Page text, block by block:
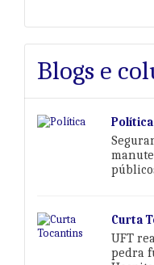
Blogs e
Política
Curta
UFT
pedra